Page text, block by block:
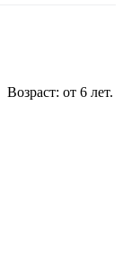
Возраст: от 6 лет.